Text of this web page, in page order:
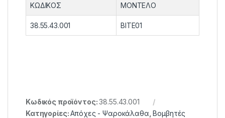
ΚΩΔΙΚΟΣ ΜΟΝΤΕΛΟ
38.55.43.001 BITE01
Κωδικός προϊόντος:38.55.43.001
Κατηγορίες:Απόχες - Ψαροκάλαθα ,Βομβητές